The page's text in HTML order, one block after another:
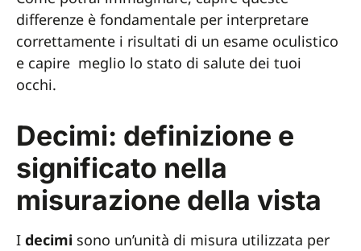
differenze è fondamentale per interpretare
correttamente i risultati di un esame oculistico
e capire meglio lo stato di salute dei tuoi
occhi.
Decimi: definizione e
significato nella
misurazione della vista
I decimi sono un’unità di misura utilizzata per